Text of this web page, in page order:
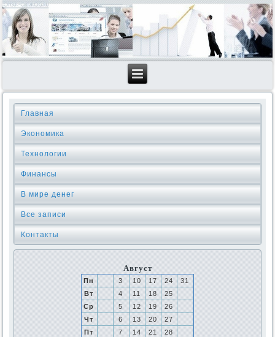
Главная
Экономика
Технологии
Финансы
В мире денег
Все записи
Контакты
Август
Пн 3 10 17 24
31
Вт
4 11 18
25
Ср
5 12 19
26
Чт
6 13 20
27
Пт
7 14 21
28